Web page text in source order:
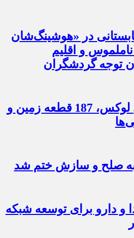
در «هوشینگ‌شان
و اقلیم
توجه گردشگران
توقیف 86خودروی لوکس، 187 قطعه زمین و
و دارو برای توسعه شبکه